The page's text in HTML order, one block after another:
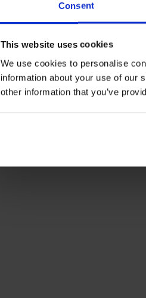
Consent
This website uses cookies
We use cookies to personalise
information about your use of our
other information that you’ve